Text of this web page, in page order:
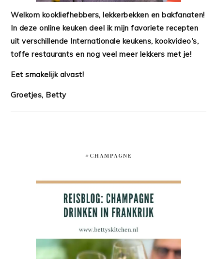
Welkom kookliefhebbers, lekkerbekken en bakfanaten!
In deze online keuken deel ik mijn favoriete recepten
uit verschillende Internationale keukens, kookvideo's,
toffe restaurants en nog veel meer lekkers met je!
Eet smakelijk alvast!
Groetjes, Betty
#CHAMPAGNE